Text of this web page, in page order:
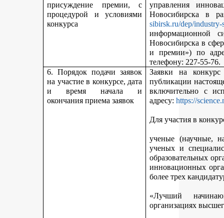
присуждение премии, с
процедурой и условиями
конкурса
управления
Новосибирска в
sibirsk.ru/dep/industry-
информационной
Новосибирска в
и премии») по
телефону: 227-55-76.
6. Порядок подачи заявок
на участие в конкурсе, дата
и время начала и
окончания приема заявок
Заявки на
публикации
включительно с
адресу:https://
Для участия в
ученые (научные,
ученых и
образовательных
инновационных
более трех
«Лучший
организациях